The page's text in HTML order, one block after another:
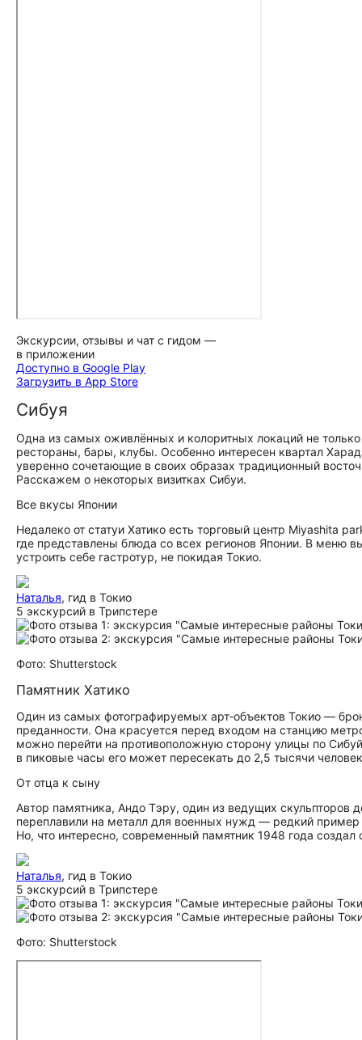
Экскурсии, отзывы и чат с гидом —
в приложении
Доступно в Google Play
Загрузить в App Store
Сибуя
Одна из самых оживлённых и колоритных локаций не
рестораны, бары, клубы. Особенно интересен квартал
уверенно сочетающие в своих образах традиционный
Расскажем о некоторых визитках Сибуи.
Все вкусы Японии
Недалеко от статуи Хатико есть торговый центр Miyashita
где представлены блюда со всех регионов Японии. В меню
устроить себе гастротур, не покидая Токио.
Наталья, гид в Токио
5 экскурсий в Трипстере
Фото: Shutterstock
Памятник Хатико
Один из самых фотографируемых арт‑объектов Токио —
преданности. Она красуется перед входом на станцию
можно перейти на противоположную сторону улицы по
в пиковые часы его может пересекать до 2,5 тысячи
От отца к сыну
Автор памятника, Андо Тэру, один из ведущих
переплавили на металл для военных нужд — редкий
Но, что интересно, современный памятник 1948 года
Наталья, гид в Токио
5 экскурсий в Трипстере
Фото: Shutterstock